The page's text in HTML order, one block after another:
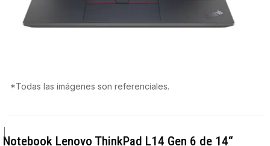
*Todas las imágenes son referenciales.
Notebook Lenovo ThinkPad L14 Gen 6 de 14“